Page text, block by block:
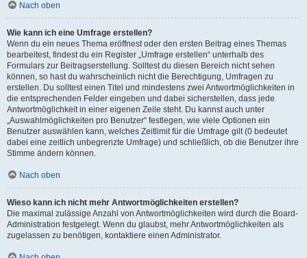
Nach oben
Wie kann ich eine Umfrage erstellen?
Wenn du ein neues Thema eröffnest oder den ersten Beitrag eines Themas
bearbeitest, findest du ein Register „Umfrage erstellen“ unterhalb des
Formulars zur Beitragserstellung. Solltest du diesen Bereich nicht sehen
können, so hast du wahrscheinlich nicht die Berechtigung, Umfragen zu
erstellen. Du solltest einen Titel und mindestens zwei Antwortmöglichkeiten in
die entsprechenden Felder eingeben und dabei sicherstellen, dass jede
Antwortmöglichkeit in einer eigenen Zeile steht. Du kannst auch unter
„Auswahlmöglichkeiten pro Benutzer“ festlegen, wie viele Optionen ein
Benutzer auswählen kann, welches Zeitlimit für die Umfrage gilt (0 bedeutet
dabei eine zeitlich unbegrenzte Umfrage) und schließlich, ob die Benutzer ihre
Stimme ändern können.
Nach oben
Wieso kann ich nicht mehr Antwortmöglichkeiten erstellen?
Die maximal zulässige Anzahl von Antwortmöglichkeiten wird durch die Board-
Administration festgelegt. Wenn du glaubst, mehr Antwortmöglichkeiten als
zugelassen zu benötigen, kontaktiere einen Administrator.